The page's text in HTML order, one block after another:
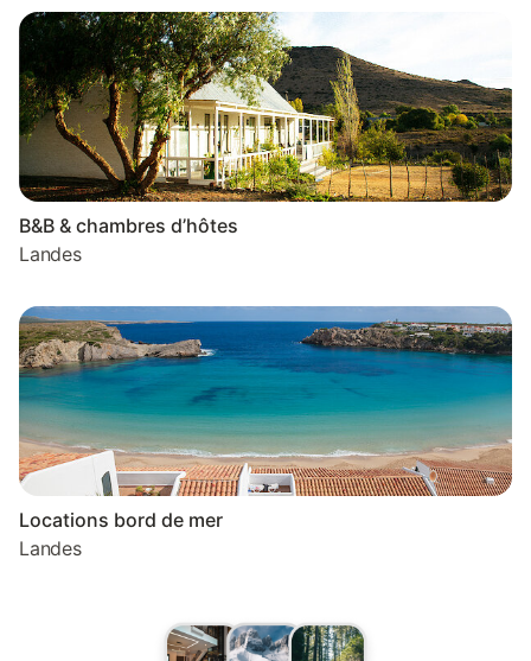
B&B & chambres d’hôtes
Landes
Locations bord de mer
Landes